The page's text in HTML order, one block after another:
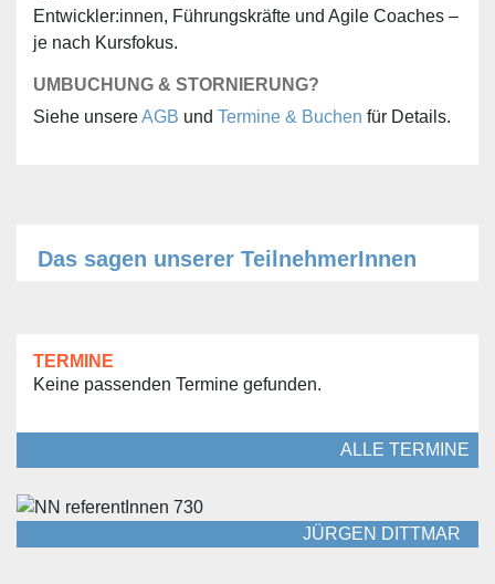
Entwickler:innen, Führungskräfte und Agile Coaches –
je nach Kursfokus.
UMBUCHUNG & STORNIERUNG?
Siehe unsereAGB und Termine & Buchen für Details.
Das sagen unserer TeilnehmerInnen
TERMINE
Keine passenden Termine gefunden.
ALLE TERMINE
JÜRGEN DITTMAR